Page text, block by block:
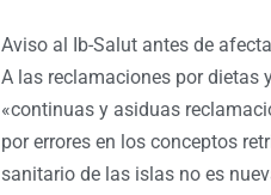
Aviso al Ib-Salut antes de
A las reclamaciones por dietas
«continuas y asiduas
por errores en los conceptos
sanitario de las islas no es